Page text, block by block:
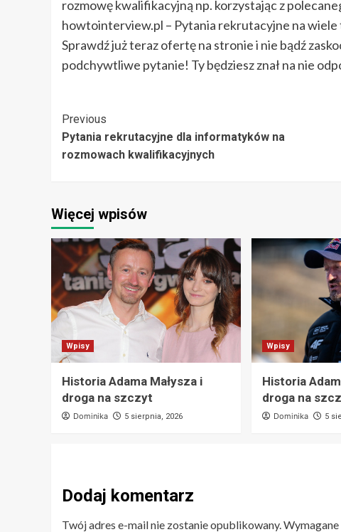
rozmowę kwalifikacyjną np. korzystając z
howtointerview.pl – Pytania rekrutacyjne na
Sprawdź już teraz ofertę na stronie i nie bądź
podchywtliwe pytanie! Ty będziesz znał na nie
Post
Navigation
Previous
Pytania rekrutacyjne dla informatyków na
rozmowach kwalifikacyjnych
Więcej wpisów
Wpisy
Historia Adama Małysza i
droga na szczyt
Dominika 5 sierpnia, 2026
Wpisy
Historia
droga na
Dominika 5
Dodaj komentarz
Twój adres e-mail nie zostanie opublikowany. Wymagane